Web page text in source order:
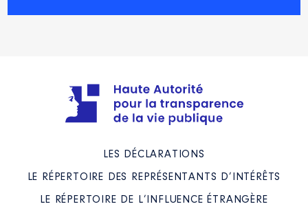
LES DÉCLARATIONS
LE RÉPERTOIRE DES REPRÉSENTANTS D’INTÉRÊTS
LE RÉPERTOIRE DE L’INFLUENCE ÉTRANGÈRE